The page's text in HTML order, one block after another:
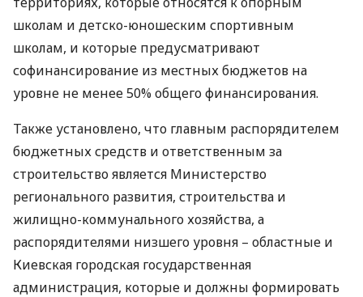
школам и детско-юношеским спортивным
школам, и которые предусматривают
софинансирование из местных бюджетов на
уровне не менее 50% общего финансирования.
Также установлено, что главным распорядителем
бюджетных средств и ответственным за
строительство является Министерство
регионального развития, строительства и
жилищно-коммунального хозяйства, а
распорядителями низшего уровня – областные и
Киевская городская государственная
администрация, которые и должны формировать